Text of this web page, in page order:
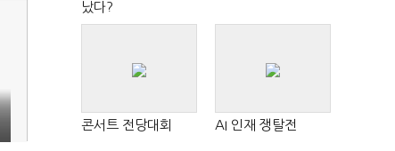
났다?
콘서트 전당대회 AI 인재 쟁탈전